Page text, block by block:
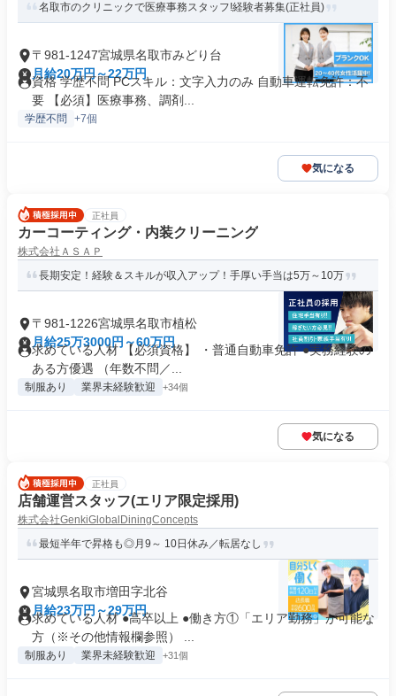
名取市のクリニックで医療事務スタッフ!経験者募集(正社員)
〒981-1247宮城県名取市みどり台
月給20万円～22万円
資格 学歴不問 PCスキル：文字入力のみ 自動車運転免許：不
要 【必須】医療事務、調剤...
学歴不問 +7個
気になる
正社員
カーコーティング・内装クリーニング
株式会社ＡＳＡＰ
長期安定！経験＆スキルが収入アップ！手厚い手当は5万～10万
〒981-1226宮城県名取市植松
月給25万3000円～60万円
求めている人材 【必須資格】 ・普通自動車免許 ●実務経験の
ある方優遇 （年数不問／...
制服あり 業界未経験歓迎 +34個
気になる
正社員
店舗運営スタッフ(エリア限定採用)
株式会社GenkiGlobalDiningConcepts
最短半年で昇格も◎月9～ 10日休み／転居なし
宮城県名取市増田字北谷
月給23万円～29万円
求めている人材 ●高卒以上 ●働き方①「エリア勤務」が可能な
方（※その他情報欄参照） ...
制服あり 業界未経験歓迎 +31個